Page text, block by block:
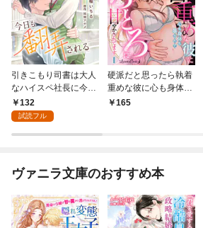
引きこもり司書は大人
なハイスペ社長に今日
も翻弄される１
132
試読フル
硬派だと思ったら執着
重めな彼に心も身体も
暴かれて２４時間とろ
165
ヴァニラ文庫のおすすめ本